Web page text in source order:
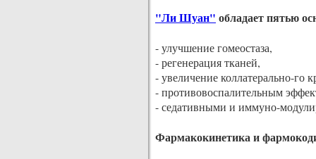
"Ли Шуан" обладает пятью
- улучшение гомеостаза,
- регенерация тканей,
- увеличение коллатерально-го
- противовоспалительным
- седативными и иммуно-
Фармакокинетика и